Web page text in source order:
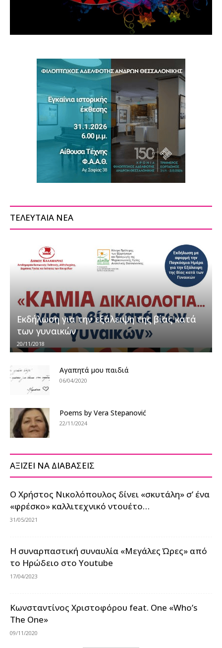
ΤΕΛΕΥΤΑΙΑ ΝΕΑ
Εκδήλωση για την εξάλειψη της βίας κατά
των γυναικών
20/11/2018
Αγαπητά μου παιδιά
06/04/2020
Poems by Vera Stepanović
22/11/2024
ΑΞΙΖΕΙ ΝΑ ΔΙΑΒΑΣΕΙΣ
Ο Χρήστος Νικολόπουλος δίνει «σκυτάλη» σ’ ένα
«φρέσκο» καλλιτεχνικό ντουέτο…
31/05/2021
Η συναρπαστική συναυλία «Μεγάλες Ώρες» από
το Ηρώδειο στο Youtube
17/04/2023
Κωνσταντίνος Χριστοφόρου feat. One «Who’s
The One»
09/11/2020